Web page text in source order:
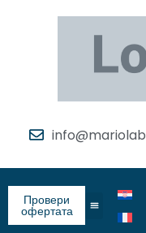
Провери
офертата